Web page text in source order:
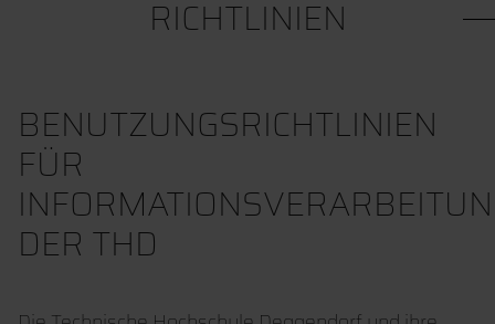
RICHTLINIEN
BENUTZUNGSRICHTLINIEN
FÜR
DER THD